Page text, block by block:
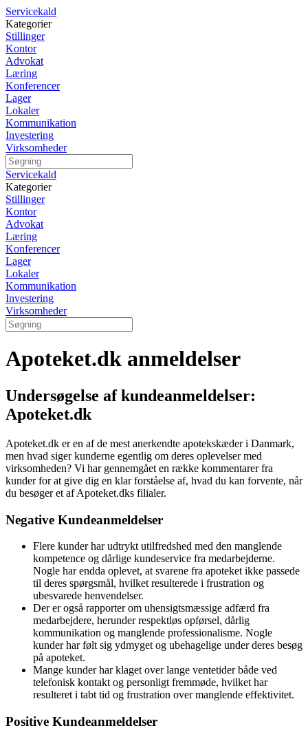
Servicekald
Kategorier
Stillinger
Kontor
Advokat
Læring
Konferencer
Lager
Lokaler
Kommunikation
Investering
Virksomheder
Servicekald
Kategorier
Stillinger
Kontor
Advokat
Læring
Konferencer
Lager
Lokaler
Kommunikation
Investering
Virksomheder
Apoteket.dk anmeldelser
Undersøgelse af kundeanmeldelser:
Apoteket.dk
Apoteket.dk er en af de mest anerkendte apotekskæder i Danmark,
men hvad siger kunderne egentlig om deres oplevelser med
virksomheden? Vi har gennemgået en række kommentarer fra
kunder for at give dig en klar forståelse af, hvad du kan forvente, når
du besøger et af Apoteket.dks filialer.
Negative Kundeanmeldelser
Flere kunder har udtrykt utilfredshed med den manglende
kompetence og dårlige kundeservice fra medarbejderne.
Nogle har endda oplevet, at svarene fra apoteket ikke passede
til deres spørgsmål, hvilket resulterede i frustration og
ubesvarede henvendelser.
Der er også rapporter om uhensigtsmæssige adfærd fra
medarbejdere, herunder respektløs opførsel, dårlig
kommunikation og manglende professionalisme. Nogle
kunder har følt sig ydmyget og ubehagelige under deres besøg
på apoteket.
Mange kunder har klaget over lange ventetider både ved
telefonisk kontakt og personligt fremmøde, hvilket har
resulteret i tabt tid og frustration over manglende effektivitet.
Positive Kundeanmeldelser